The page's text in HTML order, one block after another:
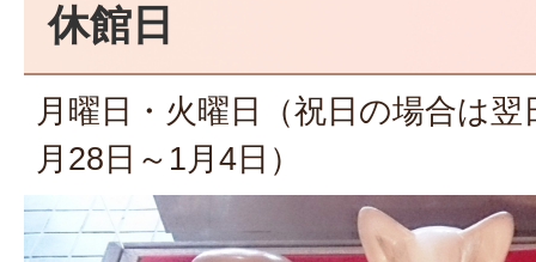
休館日
月曜日・火曜日（祝日の場合は
月28日～1月4日）